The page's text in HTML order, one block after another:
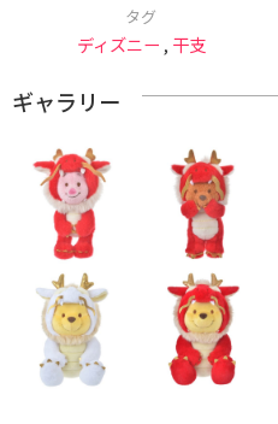
タグ
ディズニー , 干支
ギャラリー